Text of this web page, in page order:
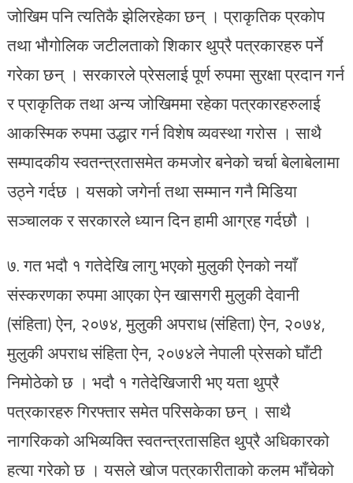
जोखिम पनि त्यतिकै झेलिरहेका छन् । प्राकृतिक प्रकोप
तथा भौगोलिक जटीलताको शिकार थुप्रै पत्रकारहरु पर्ने
गरेका छन् । सरकारले प्रेसलाई पूर्ण रुपमा सुरक्षा प्रदान गर्न
र प्राकृतिक तथा अन्य जोखिममा रहेका पत्रकारहरुलाई
आकस्मिक रुपमा उद्धार गर्न विशेष व्यवस्था गरोस । साथै
सम्पादकीय स्वतन्त्रतासमेत कमजोर बनेको चर्चा बेलाबेलामा
उठ्ने गर्दछ । यसको जगेर्ना तथा सम्मान गनै मिडिया
सञ्चालक र सरकारले ध्यान दिन हामी आग्रह गर्दछौ ।
७. गत भदौ १ गतेदेखि लागु भएको मुलुकी ऐनको नयाँ
संस्करणका रुपमा आएका ऐन खासगरी मुलुकी देवानी
(संहिता) ऐन, २०७४, मुलुकी अपराध (संहिता) ऐन, २०७४,
मुलुकी अपराध संहिता ऐन, २०७४ले नेपाली प्रेसको घाँटी
निमोठेको छ । भदौ १ गतेदेखिजारी भए यता थुप्रै
पत्रकारहरु गिरफ्तार समेत परिसकेका छन् । साथै
नागरिकको अभिव्यक्ति स्वतन्त्रतासहित थुप्रै अधिकारको
हत्या गरेको छ । यसले खोज पत्रकारीताको कलम भाँचेको